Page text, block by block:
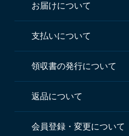
お届けについて
支払いについて
領収書の発行について
返品について
会員登録・変更について